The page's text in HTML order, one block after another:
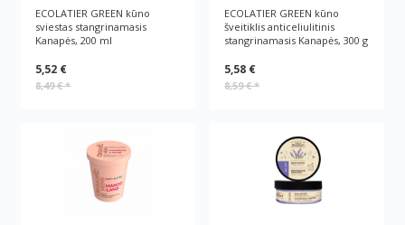
ECOLATIER GREEN kūno
sviestas stangrinamasis
Kanapės, 200 ml
5,52 €
8,49 €*
ECOLATIER GREEN kūno
šveitiklis anticeliulitinis
stangrinamasis Kanapės, 300 g
5,58 €
8,59 €*